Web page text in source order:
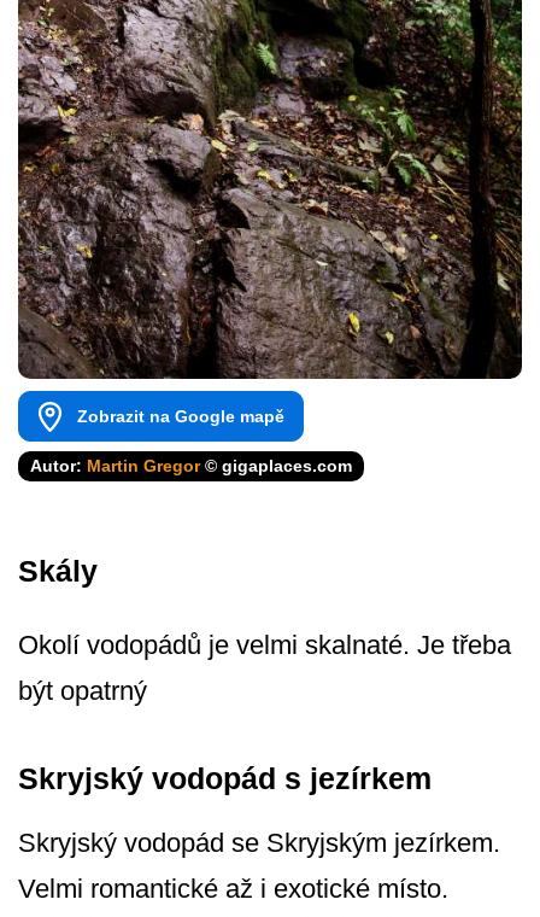
Zobrazit na Google mapě
Autor: Martin Gregor© gigaplaces.com
Skály
Okolí vodopádů je velmi skalnaté. Je třeba
být opatrný
Skryjský vodopád s jezírkem
Skryjský vodopád se Skryjským jezírkem.
Velmi romantické až i exotické místo.